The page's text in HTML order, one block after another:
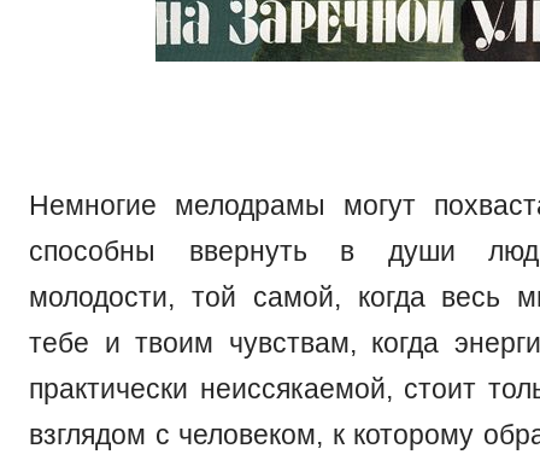
Немногие мелодрамы могут
способны ввернуть в души
молодости, той самой, когда весь
тебе и твоим чувствам, когда
практически неиссякаемой, стоит
взглядом с человеком, к которому